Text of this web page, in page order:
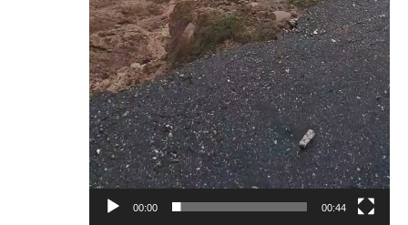
00:00 00:44